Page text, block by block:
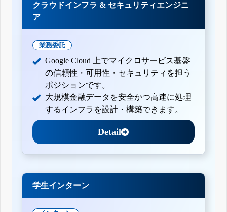
クラウドインフラ & セキュリティエンジニ
ア
業務委託
Google Cloud 上でマイクロサービス基盤
の信頼性・可用性・セキュリティを担う
ポジションです。
大規模金融データを安全かつ高速に処理
するインフラを設計・構築できます。
Detail
学生インターン